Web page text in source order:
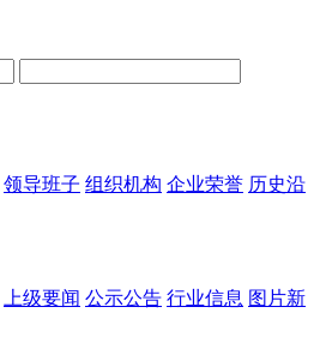
领导班子 组织机构 企业荣誉 历史沿
上级要闻 公示公告 行业信息 图片新